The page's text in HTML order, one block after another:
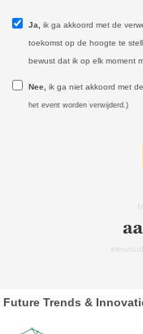
Ja, ik ga akkoord met de
toekomst op de hoogte te
bewust dat ik op elk moment
Nee, ik ga niet akkoord met
het event worden verwijderd.)
Future Trends &